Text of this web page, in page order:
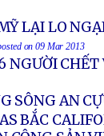
LẠI LO
on 09 Mar 2013
NGƯỜI
SÔNG AN
BẮC